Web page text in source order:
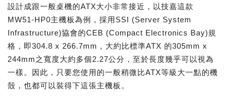
設計成跟一般桌機的ATX大小非常接近，以技嘉這款
MW51-HP0主機板為例，採用SSI (Server System
Infrastructure)協會的CEB (Compact Electronics Bay)規
格，即304.8 x 266.7mm，大約比標準ATX 的305mm x
244mm之寬度大約多個2.27公分，至於長度幾乎可以視為
一樣。因此，只要您使用的一般稍微比ATX等級大一點的機
殼，也都可以裝得下這張主機板。